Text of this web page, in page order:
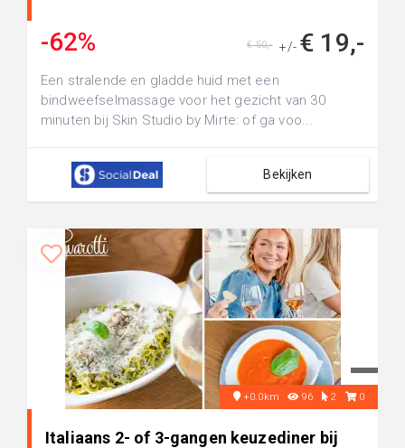
-62% +/- € 19,-
€ 50,-
Een stralende en gladde huid met een
bindweefselmassage voor het gezicht van 30
minuten bij Skin Studio by Mirte: of ga voo...
Bekijken
+0.0km 96 2 0
Italiaans 2- of 3-gangen keuzediner bij